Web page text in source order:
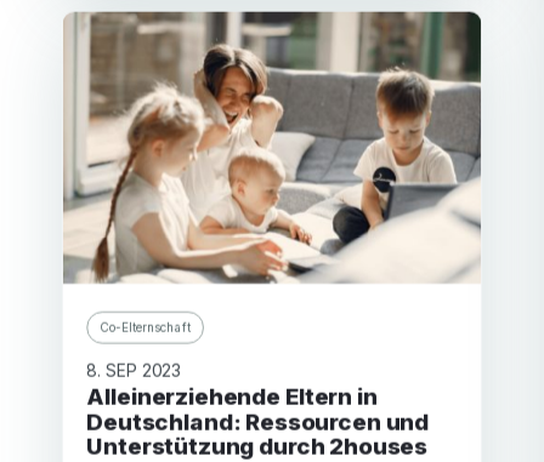
Co-Elternschaft
8. SEP 2023
Alleinerziehende Eltern in
Deutschland: Ressourcen und
Unterstützung durch 2houses